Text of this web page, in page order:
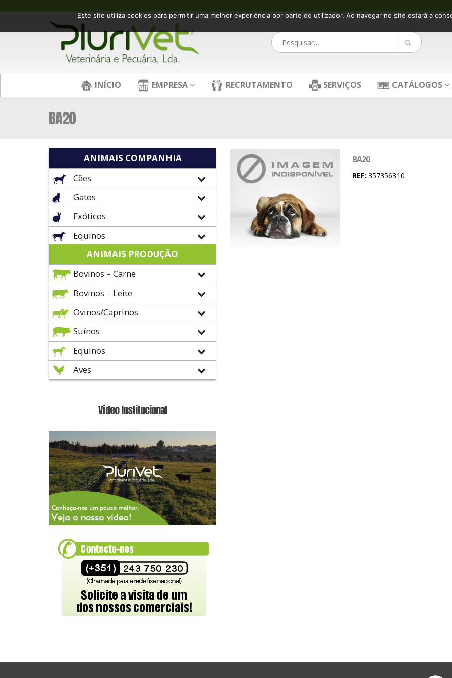
INÍCIO EMPRESA RECRUTAMENTO SERVIÇOS CATÁLOGOS
BA20
BA20
REF: 357356310
ANIMAIS COMPANHIA
Cães
Gatos
Exóticos
Equinos
ANIMAIS PRODUÇÃO
Bovinos – Carne
Bovinos – Leite
Ovinos/Caprinos
Suínos
Equinos
Aves
Vídeo Institucional
Este site utiliza cookies para permitir uma melhor experiência por parte do utilizador. Ao navegar no site estará a